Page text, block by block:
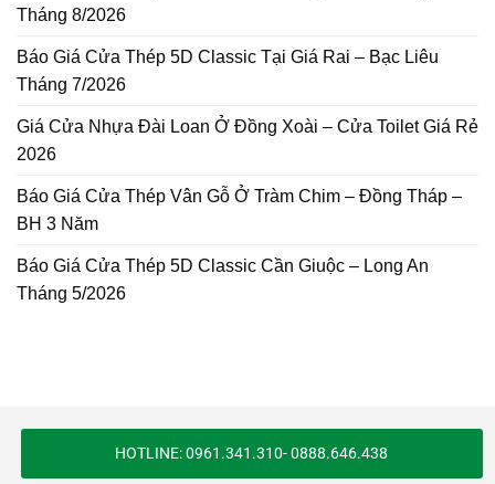
Tháng 8/2026
Báo Giá Cửa Thép 5D Classic Tại Giá Rai – Bạc Liêu
Tháng 7/2026
Giá Cửa Nhựa Đài Loan Ở Đồng Xoài – Cửa Toilet Giá Rẻ
2026
Báo Giá Cửa Thép Vân Gỗ Ở Tràm Chim – Đồng Tháp –
BH 3 Năm
Báo Giá Cửa Thép 5D Classic Cần Giuộc – Long An
Tháng 5/2026
HOTLINE: 0961.341.310- 0888.646.438